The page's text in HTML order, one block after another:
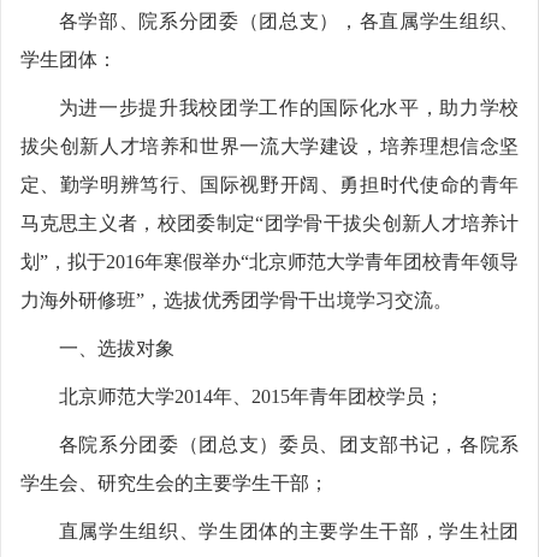
各学部、院系分团委（团总支），各直属学生组织、
学生团体：
为进一步提升我校团学工作的国际化水平，助力学校
拔尖创新人才培养和世界一流大学建设，培养理想信念坚
定、勤学明辨笃行、国际视野开阔、勇担时代使命的青年
马克思主义者，校团委制定“团学骨干拔尖创新人才培养计
划”，拟于2016年寒假举办“北京师范大学青年团校青年领导
力海外研修班”，选拔优秀团学骨干出境学习交流。
一、选拔对象
北京师范大学2014年、2015年青年团校学员；
各院系分团委（团总支）委员、团支部书记，各院系
学生会、研究生会的主要学生干部；
直属学生组织、学生团体的主要学生干部，学生社团